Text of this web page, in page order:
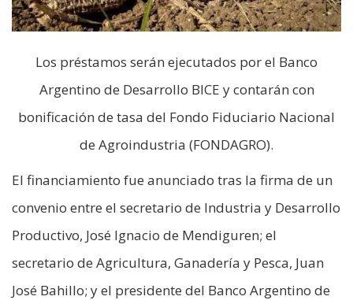
Los préstamos serán ejecutados por el Banco
Argentino de Desarrollo BICE y contarán con
bonificación de tasa del Fondo Fiduciario Nacional
de Agroindustria (FONDAGRO).
El financiamiento fue anunciado tras la firma de un
convenio entre el secretario de Industria y Desarrollo
Productivo, José Ignacio de Mendiguren; el
secretario de Agricultura, Ganadería y Pesca, Juan
José Bahillo; y el presidente del Banco Argentino de